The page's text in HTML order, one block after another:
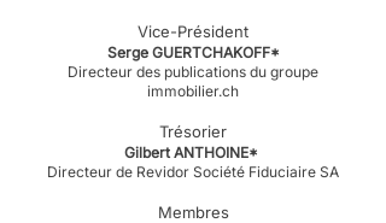
Vice-Président
Serge GUERTCHAKOFF*
Directeur des publications du groupe
immobilier.ch
Trésorier
Gilbert ANTHOINE*
Directeur de Revidor Société Fiduciaire SA
Membres